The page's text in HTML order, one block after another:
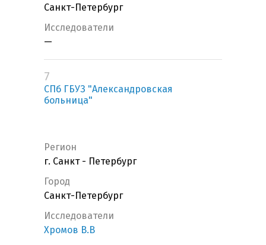
Санкт-Петербург
Исследователи
—
7
СПб ГБУЗ "Александровская
больница"
Регион
г. Санкт - Петербург
Город
Санкт-Петербург
Исследователи
Хромов В.В